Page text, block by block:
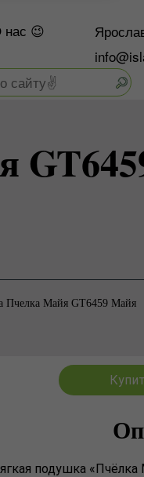
нас 😉
Пчелка Майя GT6459 Майя
подушка